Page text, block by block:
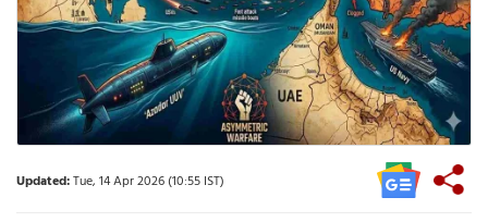
Updated:Tue, 14 Apr 2026 (10:55 IST)